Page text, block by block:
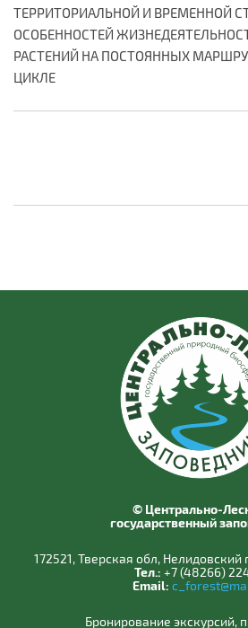
ТЕРРИТОРИАЛЬНОЙ И ВРЕМЕННОЙ
ОСОБЕННОСТЕЙ
РАСТЕНИЙ НА ПОСТОЯННЫХ
ЦИКЛЕ
© Центрально-
государственный
172521, Тверская обл, Нелидовский
Тел.: +7 (48266)
Email:
Бронирование экскурсий,